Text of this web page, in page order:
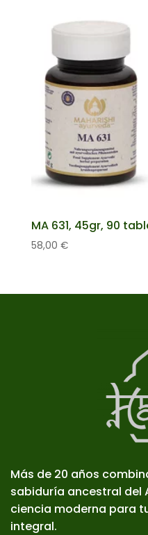
MA 631, 45gr, 90
58,00 €
Más de 20 años
sabiduría ancestral del
ciencia moderna para
integral.